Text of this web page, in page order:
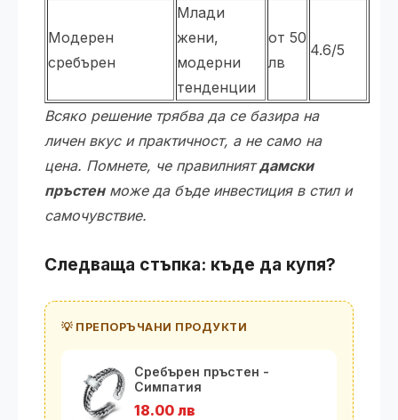
Модерен
сребърен
Млади
жени,
модерни
тенденции
от 50
лв
4.6/5
Всяко решение трябва да се базира на
личен вкус и практичност, а не само на
цена. Помнете, че правилниятдамски
пръстенможе да бъде инвестиция в стил и
самочувствие.
Следваща стъпка: къде да купя?
💡 ПРЕПОРЪЧАНИ ПРОДУКТИ
Сребърен пръстен -
Симпатия
18.00 лв